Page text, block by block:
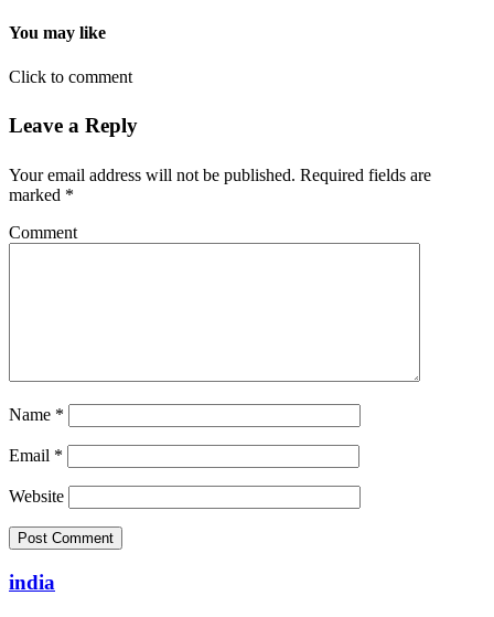
You may like
Click to comment
Leave a Reply
Your email address will not be published. Required fields are
marked *
Comment
Name *
Email *
Website
india